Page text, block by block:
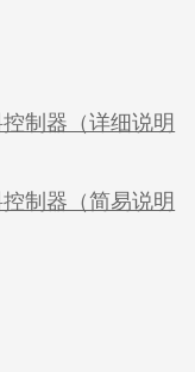
制器（详细说明
制器（简易说明